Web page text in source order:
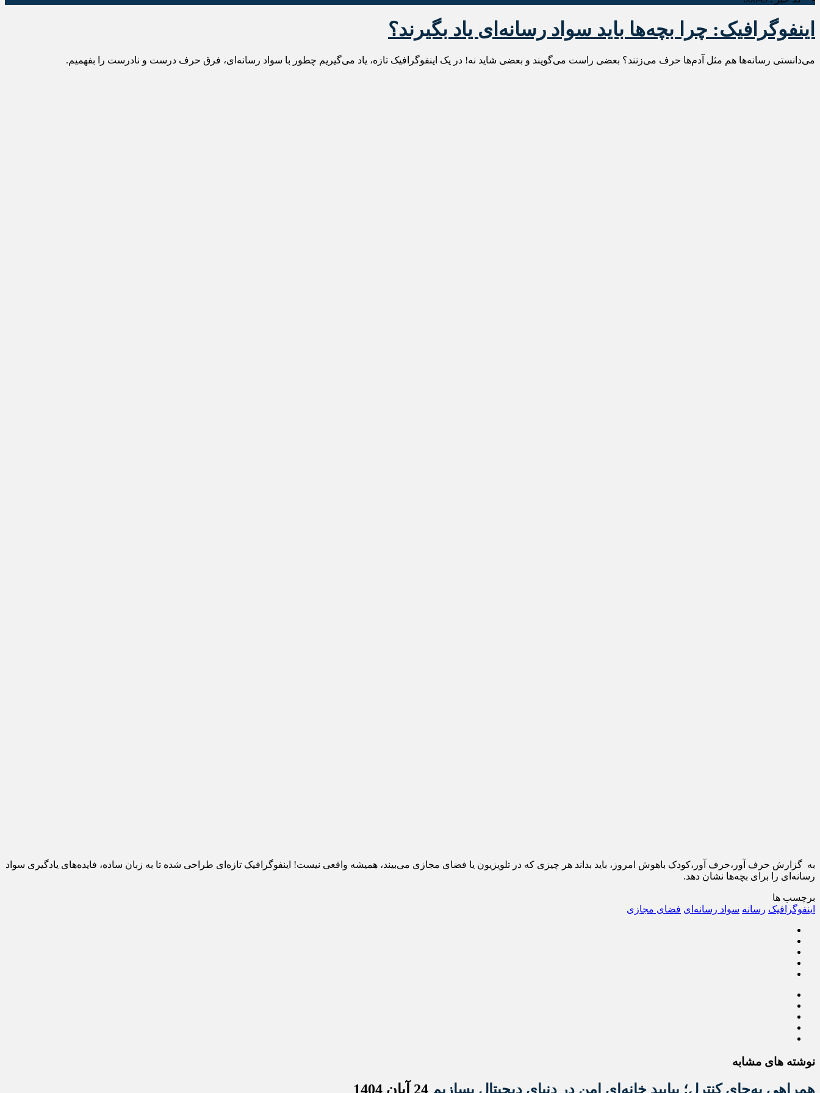
اینفوگرافیک: چرا بچه‌ها باید سواد رسانه‌ای یاد بگیرند؟
می‌دانستی رسانه‌ها هم مثل آدم‌ها حرف می‌زنند؟ بعضی راست می‌گویند و بعضی شاید نه! در یک اینفوگرافیک تازه، یاد می‌گیریم چطور با سواد رسانه‌ای، فرق حرف درست و نادرست را بفهمیم.
به گزارش حرف آور،حرف آور،کودک باهوش امروز، باید بداند هر چیزی که در تلویزیون یا فضای مجازی می‌بیند، همیشه واقعی نیست! اینفوگرافیک تازه‌ای طراحی شده تا به زبان ساده، فایده‌های یادگیری سواد
رسانه‌ای را برای بچه‌ها نشان دهد.
برچسب ها
اینفوگرافیک رسانه سواد رسانه‌ای فضای مجازی
نوشته های مشابه
همراهی به‌جای کنترل؛ بیایید خانه‌ای امن در دنیای دیجیتال بسازیم